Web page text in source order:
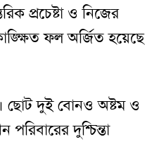
প্রচেষ্টা ও নিজের
ফল অর্জিত হয়েছে
ছোট দুই বোনও অষ্টম ও
দুশ্চিন্তা